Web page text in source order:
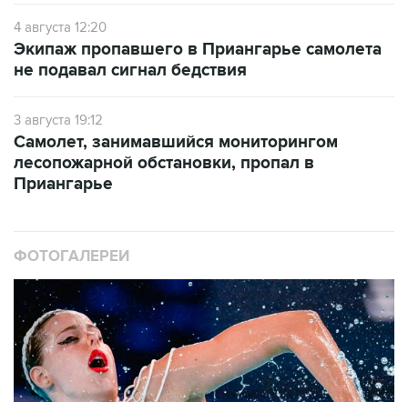
4 августа 12:20
Экипаж пропавшего в Приангарье самолета
не подавал сигнал бедствия
3 августа 19:12
Самолет, занимавшийся мониторингом
лесопожарной обстановки, пропал в
Приангарье
ФОТОГАЛЕРЕИ